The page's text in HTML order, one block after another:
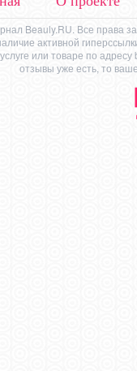
Beauly.RU. Все права
активной
или товаре по адресу
отзывы уже есть, то